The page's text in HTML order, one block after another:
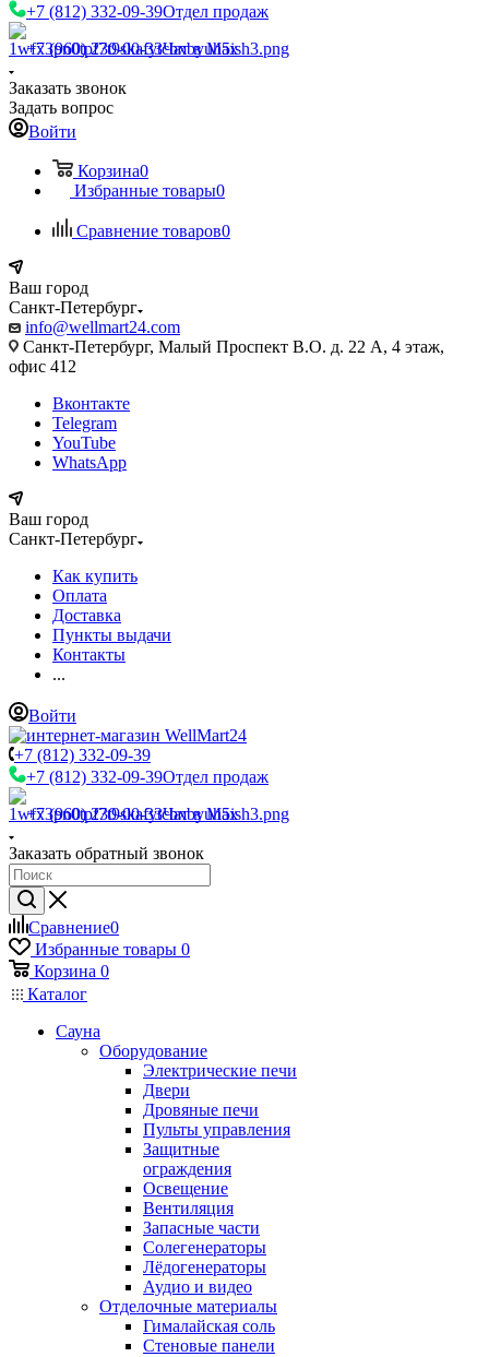
+7 (812) 332-09-39Отдел продаж
+7 (960) 230-00-33Чат в Max
Заказать звонок
Задать вопрос
Войти
Корзина0
Избранные товары0
Сравнение товаров0
Ваш город
Санкт-Петербург
info@wellmart24.com
Санкт-Петербург, Малый Проспект В.О. д. 22 А, 4 этаж,
офис 412
Вконтакте
Telegram
YouTube
WhatsApp
Ваш город
Санкт-Петербург
Как купить
Оплата
Доставка
Пункты выдачи
Контакты
...
Войти
+7 (812) 332-09-39
+7 (812) 332-09-39Отдел продаж
+7 (960) 230-00-33Чат в Max
Заказать обратный звонок
Сравнение0
Избранные товары 0
Корзина 0
Каталог
Сауна
Оборудование
Электрические печи
Двери
Дровяные печи
Пульты управления
Защитные
ограждения
Освещение
Вентиляция
Запасные части
Солегенераторы
Лёдогенераторы
Аудио и видео
Отделочные материалы
Гималайская соль
Стеновые панели